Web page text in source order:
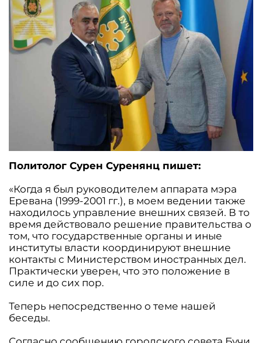
Политолог Сурен Суренянц пишет:
«Когда я был руководителем аппарата мэра
Еревана (1999-2001 гг.), в моем ведении также
находилось управление внешних связей. В то
время действовало решение правительства о
том, что государственные органы и иные
институты власти координируют внешние
контакты с Министерством иностранных дел.
Практически уверен, что это положение в
силе и до сих пор.
Теперь непосредственно о теме нашей
беседы.